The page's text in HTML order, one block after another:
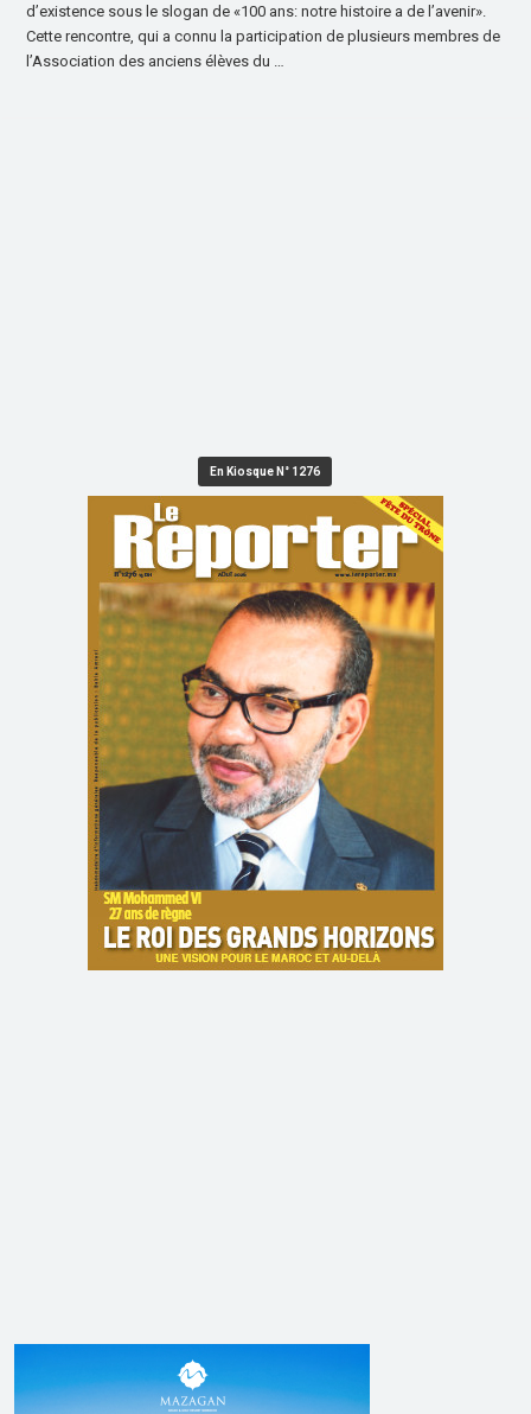
d’existence sous le slogan de «100 ans: notre histoire a de l’avenir».
Cette rencontre, qui a connu la participation de plusieurs membres de
l’Association des anciens élèves du …
En Kiosque N° 1276